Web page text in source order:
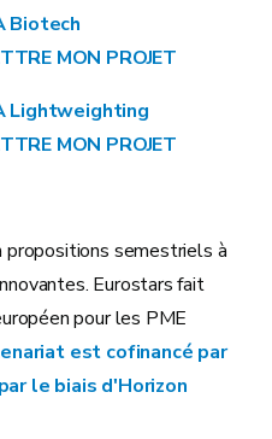
Biotech
MON PROJET
Lightweighting
MON PROJET
propositions semestriels à
Eurostars fait
pour les PME
est cofinancé par
le biais d'Horizon